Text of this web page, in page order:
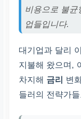
비용으로 불
업들입니다.
대기업과 달리
지불해 왔으며,
차지해 금리
변
들러의 전략가